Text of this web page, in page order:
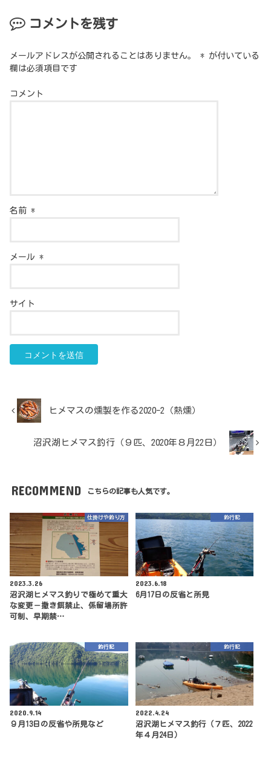
コメントを残す
メールアドレスが公開されることはありません。 * が付いている
欄は必須項目です
コメント
名前*
メール*
サイト
ヒメマスの燻製を作る2020-2（熱燻）
沼沢湖ヒメマス釣行（９匹、2020年８月22日）
RECOMMEND こちらの記事も人気です。
仕掛けや釣り方
2023.3.26
沼沢湖ヒメマス釣りで極めて重大
な変更－撒き餌禁止、係留場所許
可制、早期禁…
釣行記
2023.6.18
6月17日の反省と所見
釣行記
2020.9.14
９月13日の反省や所見など
釣行記
2022.4.24
沼沢湖ヒメマス釣行（７匹、2022
年４月24日）